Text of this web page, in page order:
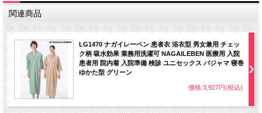
関連商品
LG1470 ナガイレーベン 患者衣 浴衣型 男女兼用 チェッ
ク柄 吸水効果 業務用洗濯可 NAGAILEBEN 医療用 入院
患者用 院内着 入院準備 検診 ユニセックス パジャマ 寝巻
ゆかた型 グリーン
価格:3,927円(税込)